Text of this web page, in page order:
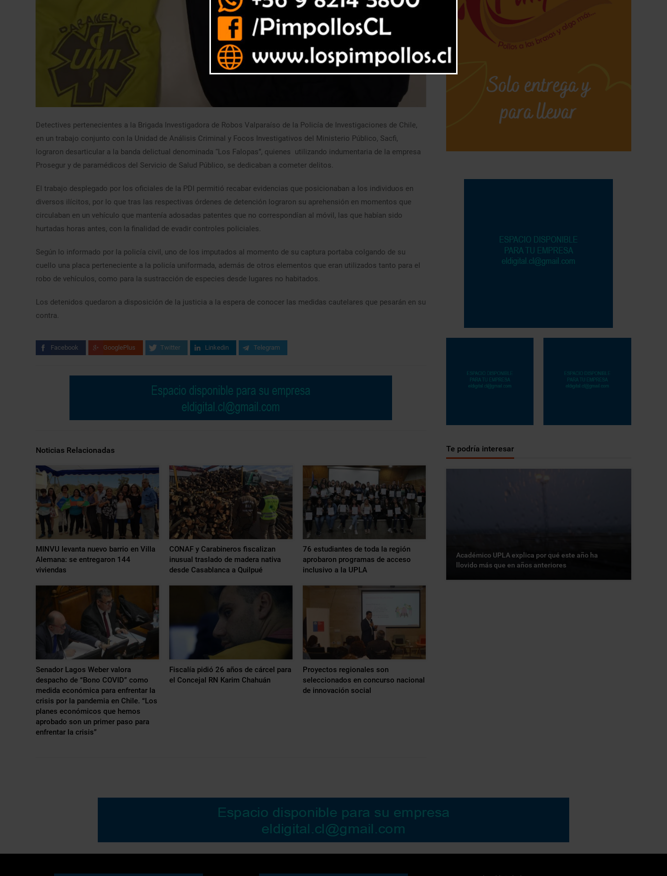
Detectives pertenecientes a la Brigada Investigadora de Robos Valparaíso de la Policía de Investigaciones de Chile,
en un trabajo conjunto con la Unidad de Análisis Criminal y Focos Investigativos del Ministerio Público, Sacfi,
lograron desarticular a la banda delictual denominada “Los Falopas”, quienes utilizando indumentaria de la empresa
Prosegur y de paramédicos del Servicio de Salud Público, se dedicaban a cometer delitos.
El trabajo desplegado por los oficiales de la PDI permitió recabar evidencias que posicionaban a los individuos en
diversos ilícitos, por lo que tras las respectivas órdenes de detención lograron su aprehensión en momentos que
circulaban en un vehículo que mantenía adosadas patentes que no correspondían al móvil, las que habían sido
hurtadas horas antes, con la finalidad de evadir controles policiales.
Según lo informado por la policía civil, uno de los imputados al momento de su captura portaba colgando de su
cuello una placa perteneciente a la policía uniformada, además de otros elementos que eran utilizados tanto para el
robo de vehículos, como para la sustracción de especies desde lugares no habitados.
Los detenidos quedaron a disposición de la justicia a la espera de conocer las medidas cautelares que pesarán en su
contra.
Facebook GooglePlus Twitter Linkedin Telegram
Noticias Relacionadas
MINVU levanta nuevo barrio en Villa
Alemana: se entregaron 144
viviendas
CONAF y Carabineros fiscalizan
inusual traslado de madera nativa
desde Casablanca a Quilpué
76 estudiantes de toda la región
aprobaron programas de acceso
inclusivo a la UPLA
Senador Lagos Weber valora
despacho de “Bono COVID” como
medida económica para enfrentar la
crisis por la pandemia en Chile. “Los
planes económicos que hemos
aprobado son un primer paso para
enfrentar la crisis”
Fiscalía pidió 26 años de cárcel para
el Concejal RN Karim Chahuán
Proyectos regionales son
seleccionados en concurso nacional
de innovación social
Te podría interesar
Académico UPLA explica por qué este año ha
llovido más que en años anteriores